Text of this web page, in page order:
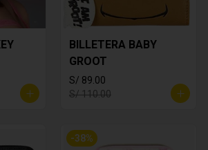
BILLETERA BABY
GROOT
S/ 89.00
S/ 110.00
-38%